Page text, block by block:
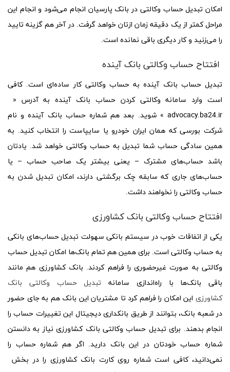
امکان تبدیل حساب وکالتی در بانک پارسیان انجام می‌شود و انجام این
مراحل کمتر از یک دقیقه زمان ازتان خواهد گرفت. در آخر هم گزینه تایید
را می‌زنید و کار دیگری باقی نمانده است.
افتتاح حساب وکالتی بانک آینده
تبدیل حساب بانک آینده به حساب وکالتی کار ساده‌ای است. کافی
است وارد سامانه وکالتی کردن حساب بانک آینده به آدرس «
advocacy.ba24.ir » شوید. بعد هم شماره حساب بانک آینده و نام
شرکت بورسی که همان ایران خودرو یا سایپاست را انتخاب کنید. به
همین سادگی حساب شما تبدیل به حساب وکالتی خواهد شد. یادتان
باشد حساب‌های مشترک – یعنی بیشتر یک صاحب حساب – یا
حساب‌های جاری که سابقه چک برگشتی دارند، امکان تبدیل شدن به
حساب وکالتی را نخواهند داشت.
افتتاح حساب وکالتی بانک کشاورزی
یکی از اتفاقات خوب در سیستم بانکی سهولت تبدیل حساب‌های بانکی
به حساب وکالتی است. برای همین هم تمام بانک‌ها امکان تبدیل حساب
وکالتی به صورت غیرحضوری را فراهم کردند. بانک کشاورزی هم مانند
باقی بانک‌ها با راه‌اندازی سامانه تبدیل حساب وکالتی بانک
کشاورزی این امکان را فراهم کرد تا مشتریان این بانک هم به جای حضور
در شعبه بانک، بتوانند از طریق بانکداری دیجیتال این تغییرات حساب را
انجام بدهند. برای تبدیل حساب وکالتی بانک کشاورزی نیاز به دانستن
شماره حساب خودتان در این بانک دارید. اگر هم شماره حساب را
نمی‌دانید، کافی است شماره روی کارت بانک کشاورزی را در بخش